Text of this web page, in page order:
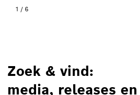
1 / 6
Zoek & vind:
media, releases